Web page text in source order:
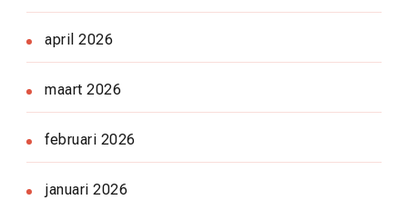
april 2026
maart 2026
februari 2026
januari 2026